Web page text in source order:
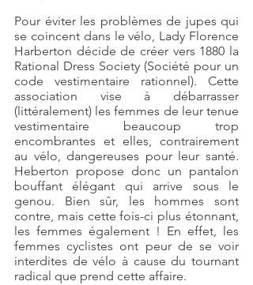
Pour éviter les problèmes de jupes qui
se coincent dans le vélo, Lady Florence
Harberton décide de créer vers 1880 la
Rational Dress Society (Société pour un
code vestimentaire rationnel). Cette
association vise à débarrasser
(littéralement) les femmes de leur tenue
vestimentaire beaucoup trop
encombrantes et elles, contrairement
au vélo, dangereuses pour leur santé.
Heberton propose donc un pantalon
bouffant élégant qui arrive sous le
genou. Bien sûr, les hommes sont
contre, mais cette fois-ci plus étonnant,
les femmes également ! En effet, les
femmes cyclistes ont peur de se voir
interdites de vélo à cause du tournant
radical que prend cette affaire.